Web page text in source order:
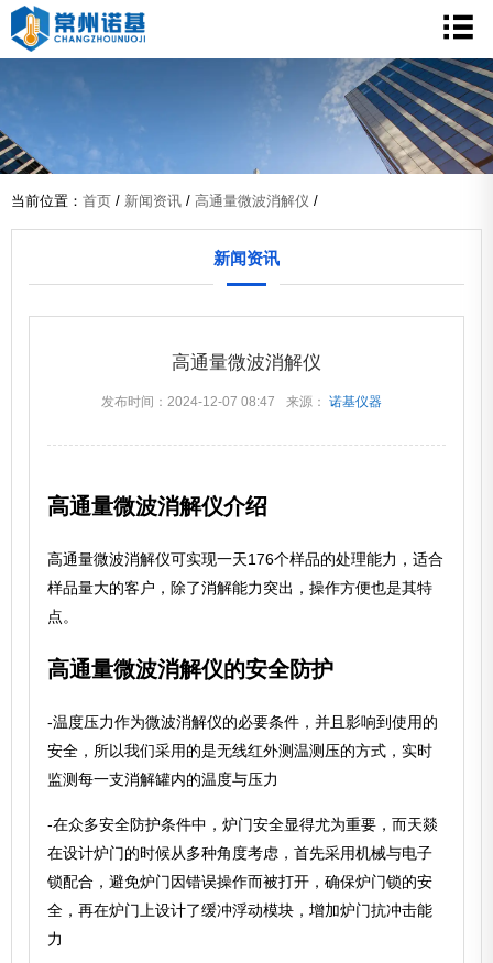
当前位置： 首页 / 新闻资讯 / 高通量微波消解仪 /
新闻资讯
高通量微波消解仪
发布时间：2024-12-07 08:47 来源： 诺基仪器
高通量微波消解仪介绍
高通量微波消解仪可实现一天176个样品的处理能力，适合
样品量大的客户，除了消解能力突出，操作方便也是其特
点。
高通量微波消解仪的安全防护
-温度压力作为微波消解仪的必要条件，并且影响到使用的
安全，所以我们采用的是无线红外测温测压的方式，实时
监测每一支消解罐内的温度与压力
-在众多安全防护条件中，炉门安全显得尤为重要，而天燚
在设计炉门的时候从多种角度考虑，首先采用机械与电子
锁配合，避免炉门因错误操作而被打开，确保炉门锁的安
全，再在炉门上设计了缓冲浮动模块，增加炉门抗冲击能
力